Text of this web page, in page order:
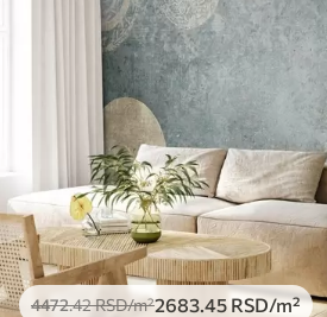
4472.42RSD/m²2683 .45 RSD/m²